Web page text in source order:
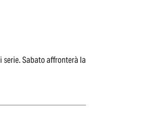
serie. Sabato affronterà la